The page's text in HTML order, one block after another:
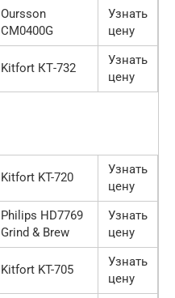
Oursson
CM0400G
Узнать
цену
Kitfort КТ-732
Узнать
цену
Kitfort KT-720
Узнать
цену
Philips HD7769
Grind & Brew
Узнать
цену
Kitfort KT-705
Узнать
цену